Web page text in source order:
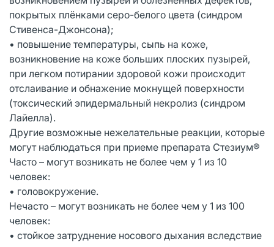
покрытых плёнками серо-белого цвета (синдром
Стивенса-Джонсона);
• повышение температуры, сыпь на коже,
возникновение на коже больших плоских пузырей,
при легком потирании здоровой кожи происходит
отслаивание и обнажение мокнущей поверхности
(токсический эпидермальный некролиз (синдром
Лайелла).
Другие возможные нежелательные реакции, которые
могут наблюдаться при приеме препарата Стезиум®
Часто – могут возникать не более чем у 1 из 10
человек:
• головокружение.
Нечасто – могут возникать не более чем у 1 из 100
человек:
• стойкое затруднение носового дыхания вследствие